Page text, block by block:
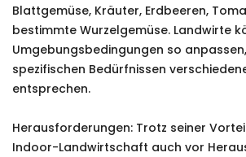
Blattgemüse, Kräuter, Erdbeeren,
bestimmte Wurzelgemüse. Landwirte
Umgebungsbedingungen so
spezifischen Bedürfnissen
entsprechen.
Herausforderungen: Trotz seiner
Indoor-Landwirtschaft auch vor